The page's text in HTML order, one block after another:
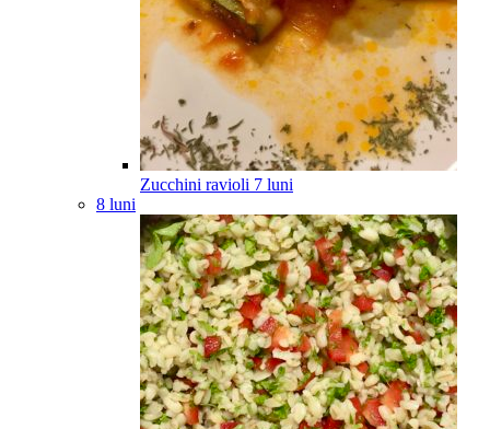
Zucchini ravioli 7 luni
8 luni